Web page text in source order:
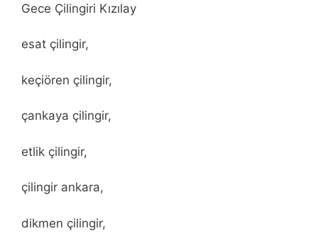
Gece Çilingiri Kızılay
esat çilingir,
keçiören çilingir,
çankaya çilingir,
etlik çilingir,
çilingir ankara,
dikmen çilingir,